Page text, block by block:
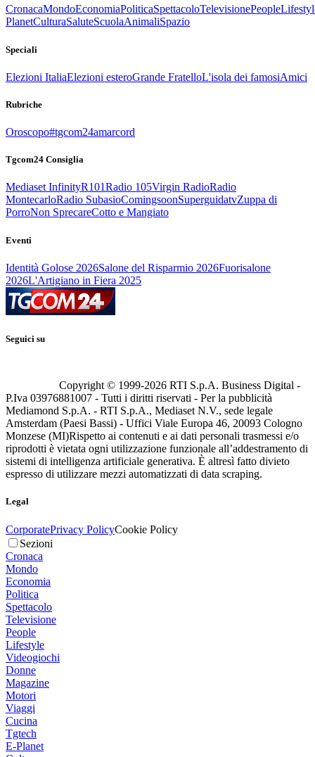
CronacaMondoEconomiaPoliticaSpettacoloTelevisionePeople
PlanetCulturaSaluteScuolaAnimaliSpazio
Speciali
Elezioni ItaliaElezioni esteroGrande FratelloL'isola dei famosiAmici
Rubriche
Oroscopo#tgcom24amarcord
Tgcom24 Consiglia
Mediaset InfinityR101Radio 105Virgin RadioRadio
MontecarloRadio SubasioComingsoonSuperguidatvZuppa di
PorroNon SprecareCotto e Mangiato
Eventi
Identità Golose 2026Salone del Risparmio 2026Fuorisalone
2026L'Artigiano in Fiera 2025
Seguici su
Copyright © 1999-2026 RTI S.p.A. Business Digital -
P.Iva 03976881007 - Tutti i diritti riservati - Per la pubblicità
Mediamond S.p.A. - RTI S.p.A., Mediaset N.V., sede legale
Amsterdam (Paesi Bassi) - Uffici Viale Europa 46, 20093 Cologno
Monzese (MI)Rispetto ai contenuti e ai dati personali trasmessi e/o
riprodotti è vietata ogni utilizzazione funzionale all’addestramento di
sistemi di intelligenza artificiale generativa. È altresì fatto divieto
espresso di utilizzare mezzi automatizzati di data scraping.
Legal
CorporatePrivacy PolicyCookie Policy
Sezioni
Cronaca
Mondo
Economia
Politica
Spettacolo
Televisione
People
Lifestyle
Videogiochi
Donne
Magazine
Motori
Viaggi
Cucina
Tgtech
E-Planet